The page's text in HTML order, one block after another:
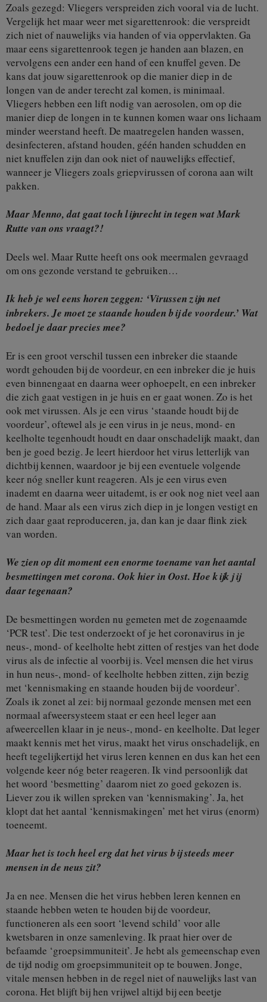
Zoals gezegd: Vliegers verspreiden zich vooral via de lucht.
Vergelijk het maar weer met sigarettenrook: die verspreidt
zich niet of nauwelijks via handen of via oppervlakten. Ga
maar eens sigarettenrook tegen je handen aan blazen, en
vervolgens een ander een hand of een knuffel geven. De
kans dat jouw sigarettenrook op die manier diep in de
longen van de ander terecht zal komen, is minimaal.
Vliegers hebben een lift nodig van aerosolen, om op die
manier diep de longen in te kunnen komen waar ons lichaam
minder weerstand heeft. De maatregelen handen wassen,
desinfecteren, afstand houden, géén handen schudden en
niet knuffelen zijn dan ook niet of nauwelijks effectief,
wanneer je Vliegers zoals griepvirussen of corona aan wilt
pakken.
Maar Menno, dat gaat toch lijnrecht in tegen wat Mark
Rutte van ons vraagt?!
Deels wel. Maar Rutte heeft ons ook meermalen gevraagd
om ons gezonde verstand te gebruiken…
Ik heb je wel eens horen zeggen: ‘Virussen zijn net
inbrekers. Je moet ze staande houden bij de voordeur.’ Wat
bedoel je daar precies mee?
Er is een groot verschil tussen een inbreker die staande
wordt gehouden bij de voordeur, en een inbreker die je huis
even binnengaat en daarna weer ophoepelt, en een inbreker
die zich gaat vestigen in je huis en er gaat wonen. Zo is het
ook met virussen. Als je een virus ‘staande houdt bij de
voordeur’, oftewel als je een virus in je neus, mond- en
keelholte tegenhoudt houdt en daar onschadelijk maakt, dan
ben je goed bezig. Je leert hierdoor het virus letterlijk van
dichtbij kennen, waardoor je bij een eventuele volgende
keer nóg sneller kunt reageren. Als je een virus even
inademt en daarna weer uitademt, is er ook nog niet veel aan
de hand. Maar als een virus zich diep in je longen vestigt en
zich daar gaat reproduceren, ja, dan kan je daar flink ziek
van worden.
We zien op dit moment een enorme toename van het aantal
besmettingen met corona. Ook hier in Oost. Hoe kijk jij
daar tegenaan?
De besmettingen worden nu gemeten met de zogenaamde
‘PCR test’. Die test onderzoekt of je het coronavirus in je
neus-, mond- of keelholte hebt zitten of restjes van het dode
virus als de infectie al voorbij is. Veel mensen die het virus
in hun neus-, mond- of keelholte hebben zitten, zijn bezig
met ‘kennismaking en staande houden bij de voordeur’.
Zoals ik zonet al zei: bij normaal gezonde mensen met een
normaal afweersysteem staat er een heel leger aan
afweercellen klaar in je neus-, mond- en keelholte. Dat leger
maakt kennis met het virus, maakt het virus onschadelijk, en
heeft tegelijkertijd het virus leren kennen en dus kan het een
volgende keer nóg beter reageren. Ik vind persoonlijk dat
het woord ‘besmetting’ daarom niet zo goed gekozen is.
Liever zou ik willen spreken van ‘kennismaking’. Ja, het
klopt dat het aantal ‘kennismakingen’ met het virus (enorm)
toeneemt.
Maar het is toch heel erg dat het virus bij steeds meer
mensen in de neus zit?
Ja en nee. Mensen die het virus hebben leren kennen en
staande hebben weten te houden bij de voordeur,
functioneren als een soort ‘levend schild’ voor alle
kwetsbaren in onze samenleving. Ik praat hier over de
befaamde ‘groepsimmuniteit’. Je hebt als gemeenschap even
de tijd nodig om groepsimmuniteit op te bouwen. Jonge,
vitale mensen hebben in de regel niet of nauwelijks last van
corona. Het blijft bij hen vrijwel altijd bij een beetje